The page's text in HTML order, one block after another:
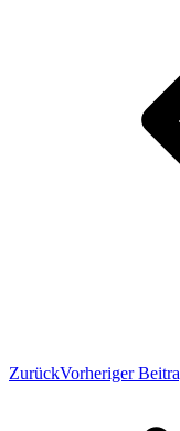
ZurückVorheriger